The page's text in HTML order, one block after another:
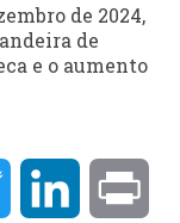
de 2024,
de
e o aumento
Twitter LinkedIn